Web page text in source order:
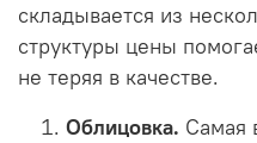
складывается из
структуры цены
не теряя в качестве.
Облицовка. Самая